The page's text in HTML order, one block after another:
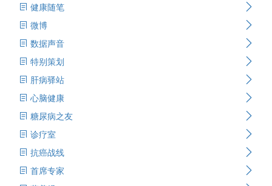
健康随笔
微博
数据声音
特别策划
肝病驿站
心脑健康
糖尿病之友
诊疗室
抗癌战线
首席专家